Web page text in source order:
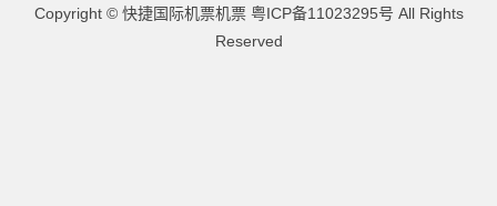
Copyright © 快捷国际机票机票 粤ICP备11023295号 All Rights
Reserved